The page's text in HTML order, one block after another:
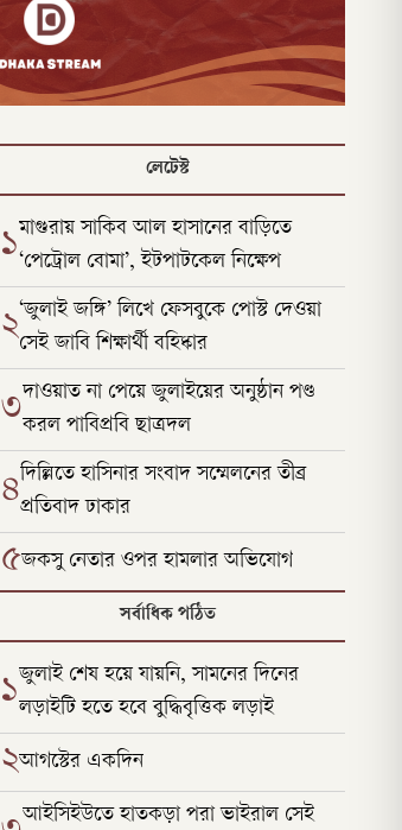
লেটেস্ট
১মাগুরায় সাকিব আল হাসানের বাড়িতে
‘পেট্রোল বোমা’, ইটপাটকেল নিক্ষেপ
২‘জুলাই জঙ্গি’ লিখে ফেসবুকে পোস্ট দেওয়া
সেই জাবি শিক্ষার্থী বহিষ্কার
৩দাওয়াত না পেয়ে জুলাইয়ের অনুষ্ঠান পণ্ড
করল পাবিপ্রবি ছাত্রদল
৪দিল্লিতে হাসিনার সংবাদ সম্মেলনের তীব্র
প্রতিবাদ ঢাকার
৫জকসু নেতার ওপর হামলার অভিযোগ
সর্বাধিক পঠিত
১জুলাই শেষ হয়ে যায়নি, সামনের দিনের
লড়াইটি হতে হবে বুদ্ধিবৃত্তিক লড়াই
২আগস্টের একদিন
আইসিইউতে হাতকড়া পরা ভাইরাল সেই